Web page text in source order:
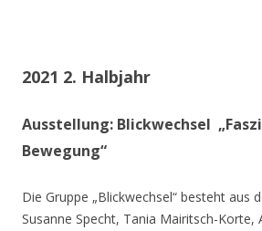
2021 2. Halbjahr
Ausstellung: Blickwechsel
Bewegung“
Die Gruppe „Blickwechsel“ besteht aus
Susanne Specht, Tania Mairitsch-Korte,